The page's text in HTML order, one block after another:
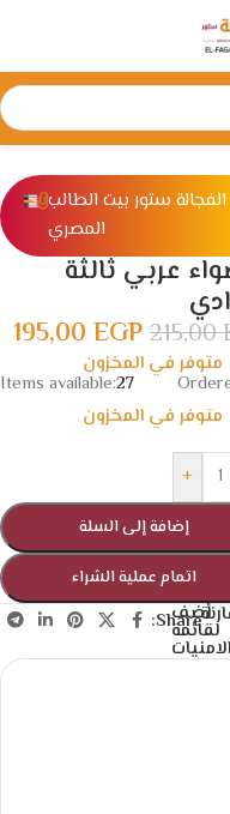
الفجالة ستور بيت الطالب
المصري
عربي ثالثة
215,00
195,00 EGP
Items available:27
+
إضافة إلى السلة
اتمام عملية الشراء
أضف
لقائمة
الامنيات
Share: